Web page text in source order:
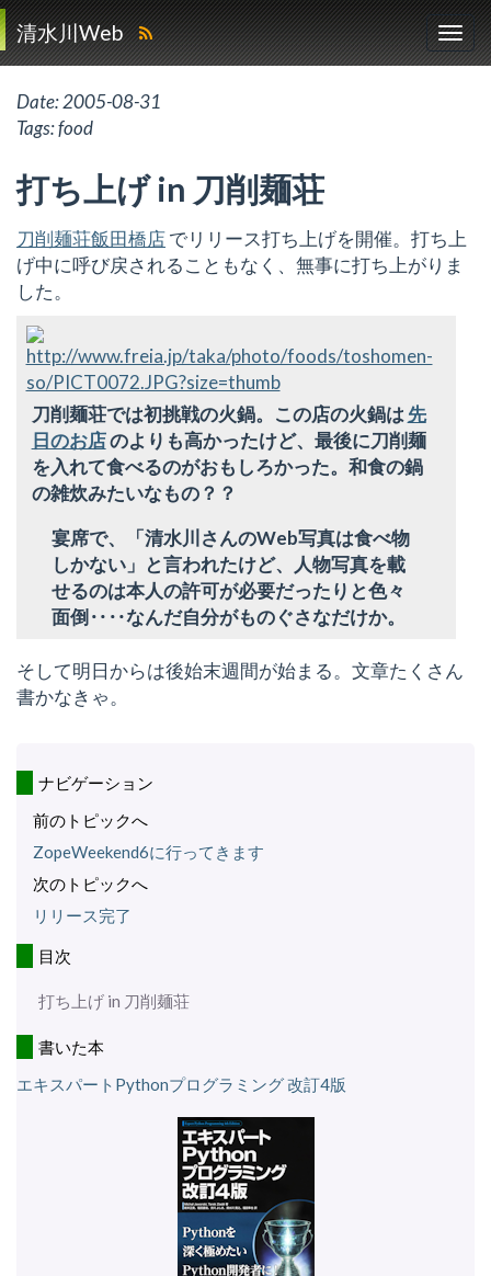
清水川Web
Date:2005-08-31
Tags:food
打ち上げ in 刀削麺荘
刀削麺荘飯田橋店でリリース打ち上げを開催。打ち上
げ中に呼び戻されることもなく、無事に打ち上がりま
した。
刀削麺荘では初挑戦の火鍋。この店の火鍋は 先
日のお店のよりも高かったけど、最後に刀削麺
を入れて食べるのがおもしろかった。和食の鍋
の雑炊みたいなもの？？
宴席で、「清水川さんのWeb写真は食べ物
しかない」と言われたけど、人物写真を載
せるのは本人の許可が必要だったりと色々
面倒‥‥なんだ自分がものぐさなだけか。
そして明日からは後始末週間が始まる。文章たくさん
書かなきゃ。
ナビゲーション
前のトピックへ
ZopeWeekend6に行ってきます
次のトピックへ
リリース完了
目次
打ち上げ in 刀削麺荘
書いた本
エキスパートPythonプログラミング 改訂4版